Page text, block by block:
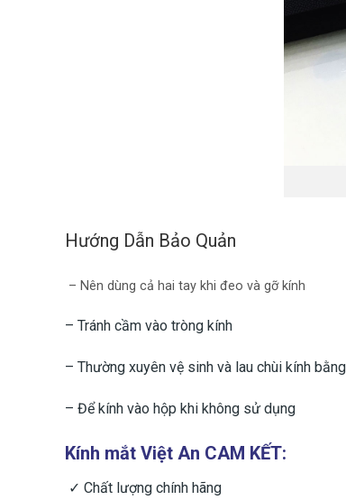
Hướng Dẫn Bảo Quản
– Nên dùng cả hai tay khi đeo và gỡ kính
– Tránh cầm vào tròng kính
– Thường xuyên vệ sinh và lau chùi kính
– ​Để kính vào hộp khi không sử dụng
Kính mắt Việt An CAM KẾT:
✓ Chất lượng chính hãng